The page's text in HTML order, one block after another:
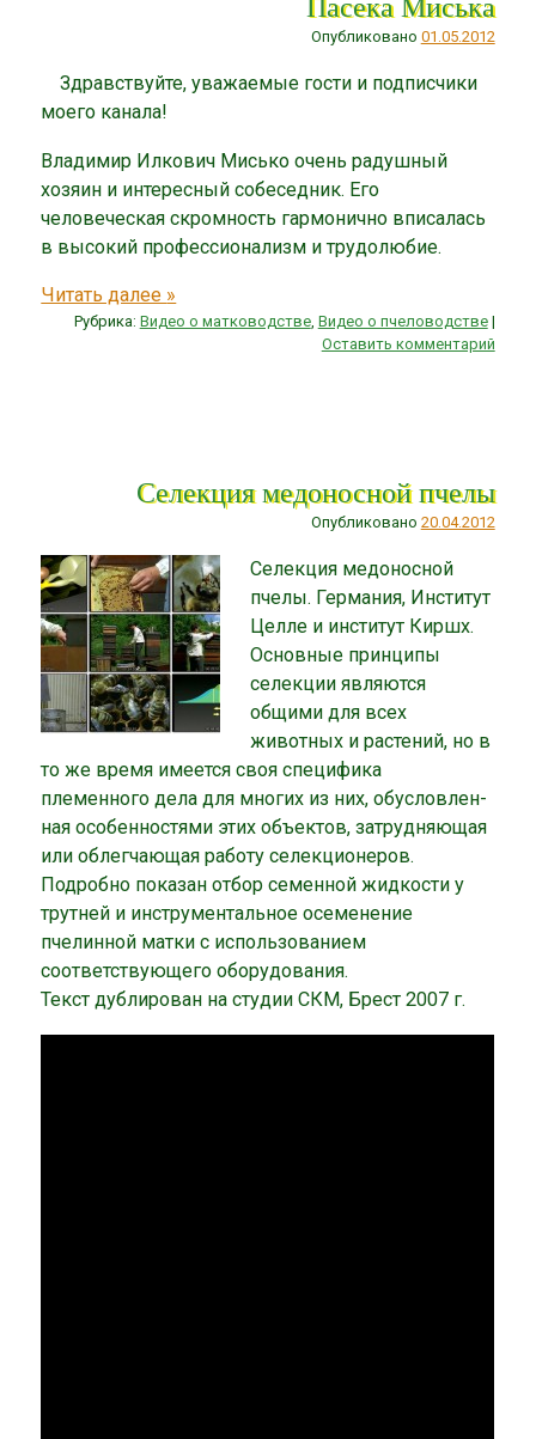
Опубликовано 01.05.2012
Здравствуйте, уважаемые гости и подписчики
моего канала!
Владимир Илкович Мисько очень радушный
хозяин и интересный собеседник. Его
человеческая скромность гармонично вписалась
в высокий профессионализм и трудолюбие.
Читать далее »
Рубрика: Видео о матководстве, Видео о пчеловодстве |
Оставить комментарий
Селекция медоносной пчелы
Опубликовано 20.04.2012
Селекция медоносной
пчелы. Германия, Институт
Целле и институт Киршх.
Основные принципы
селекции являются
общими для всех
животных и растений, но в
то же время имеется своя спе­цифика
племенного дела для многих из них, обусловлен­
ная особенностями этих объектов, затрудняющая
или облегчающая работу селекционеров.
Подробно показан отбор семенной жидкости у
трутней и инструментальное осеменение
пчелинной матки с использованием
соответствующего оборудования.
Текст дублирован на студии СКМ, Брест 2007 г.